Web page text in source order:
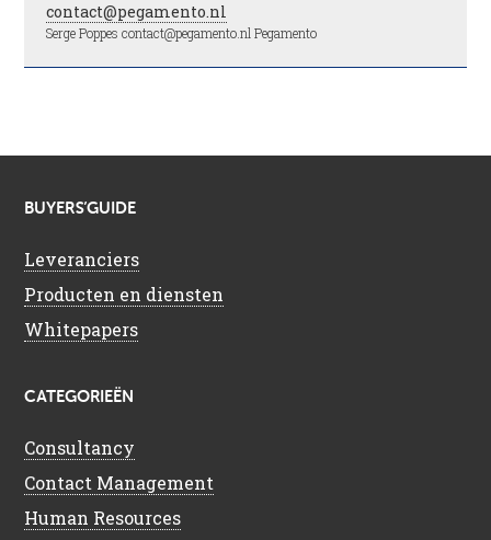
contact@pegamento.nl
Serge Poppes contact@pegamento.nl Pegamento
BUYERS’GUIDE
Leveranciers
Producten en diensten
Whitepapers
CATEGORIEËN
Consultancy
Contact Management
Human Resources